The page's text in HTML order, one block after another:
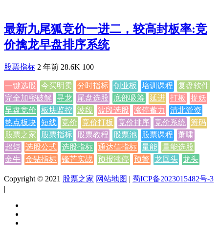
最新九尾狐竞价一进二，较高封板率:竞
价擒龙早盘排序系统
股票指标 2 年前 28.6K 100
一键选股 今买明卖 分时指标 创业板 培训课程
复盘软件
完全加密破解 寻龙 尾盘选股 底部吸筹 延进 打板
捉妖
早盘竞价
板块监控 波段 波段选股 涨停蓄力
清北游资
热点板块 短线 竞价 竞价打板 竞价排序 竞价系统
筹码
股票之家
股票指标 股票教程 股票池 股票课程
萧啸
超短
选股公式 选股指标 通达信指标 量能 量能选股
金牛 金钻指标 锋芒实战 预报涨停 预警 龙回头 龙头
Copyright © 2021 股票之家 网站地图 | 蜀ICP备2023015482号-3
|